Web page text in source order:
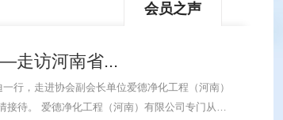
会员之声
走访河南省...
行，走进协会副会长单位爱德净化工程（河南）
专门从事